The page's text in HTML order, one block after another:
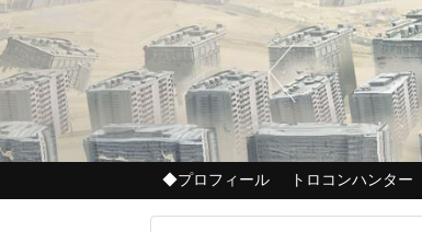
◆プロフィール トロコンハンター